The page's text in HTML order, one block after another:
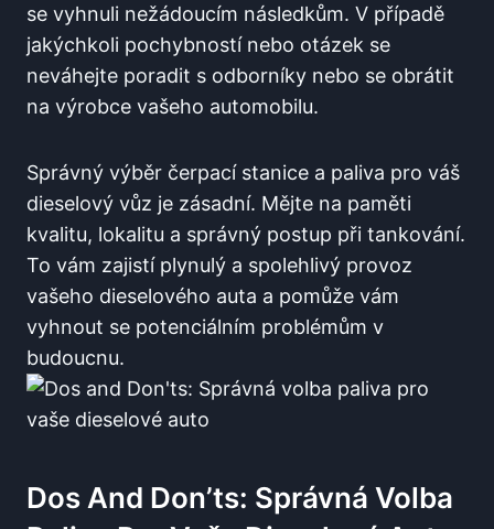
se vyhnuli nežádoucím následkům. V případě
⁢jakýchkoli pochybností nebo otázek se
neváhejte poradit ⁤s odborníky nebo⁣ se⁣ obrátit
na výrobce vašeho automobilu.
Správný výběr čerpací stanice ‍a paliva pro váš
dieselový vůz ‍je zásadní. ‌Mějte na⁢ paměti
kvalitu, lokalitu a správný ⁣postup při tankování.
To⁤ vám zajistí ⁢plynulý a spolehlivý ⁣provoz
vašeho dieselového auta a pomůže​ vám
vyhnout se potenciálním ⁢problémům v
budoucnu.
Dos ​and Don’ts: Správná Volba